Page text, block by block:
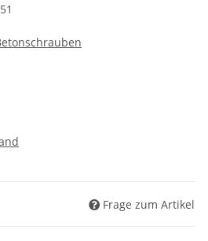
Frage zum Artikel